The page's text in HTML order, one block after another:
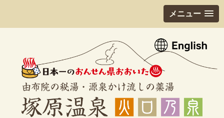
メニュー